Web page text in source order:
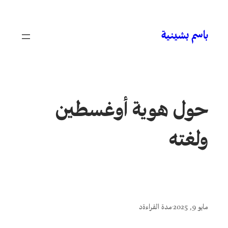
باسم بشينية
حول هوية أوغسطين
ولغته
مايو 9, 2025 •مدة القراءةد